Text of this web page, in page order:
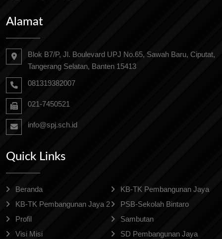
Alamat
Blok B7/P, Jl. Boulevard UPJ No.65, Sawah Baru, Ciputat,
Tangerang Selatan, Banten 15413
081319382007
021-7450521
info@spj.sch.id
Quick Links
Beranda
KB-TK Pembangunan Jaya
KB-TK Pembangunan Jaya 2
PSB-Sekolah Bintaro
Profil
Sambutan
Visi Misi
SD Pembangunan Jaya